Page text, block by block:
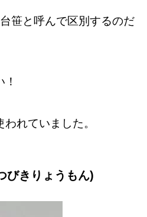
笹と呼んで区別するのだ
れていました。
びきりょうもん)